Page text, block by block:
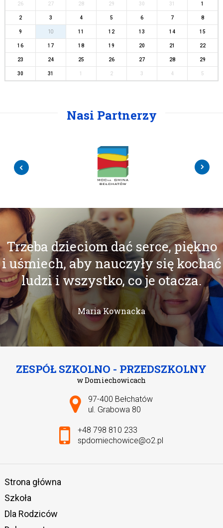
26 27 28 29 30 31 1
2 3 4 5 6 7 8
9 10 11 12 13 14 15
16 17 18 19 20 21 22
23 24 25 26 27 28 29
30 31 2 3 4 5
Nasi Partnerzy
Trzeba dzieciom dać serce, piękno
i uśmiech, aby nauczyły się kochać
ludzi i wszystko, co je otacza.
Maria Kownacka
ZESPÓŁ SZKOLNO - PRZEDSZKOLNY
w Domiechowicach
Adres pocztowy:
97-400 Bełchatów
ul. Grabowa 80
+48 798 810 233
spdomiechowice@o2.pl
Strona główna
Szkoła
Dla Rodziców